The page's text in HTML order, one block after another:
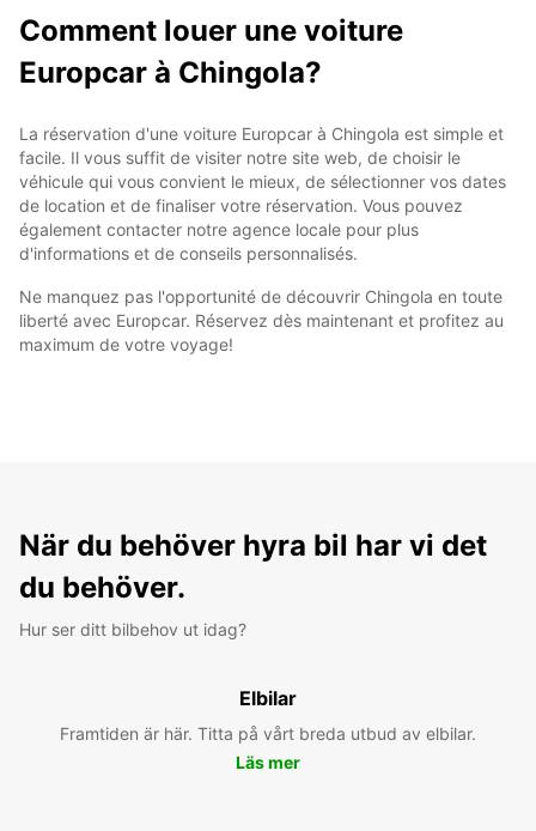
Comment louer une voiture
Europcar à Chingola?
La réservation d'une voiture Europcar à Chingola est simple et
facile. Il vous suffit de visiter notre site web, de choisir le
véhicule qui vous convient le mieux, de sélectionner vos dates
de location et de finaliser votre réservation. Vous pouvez
également contacter notre agence locale pour plus
d'informations et de conseils personnalisés.
Ne manquez pas l'opportunité de découvrir Chingola en toute
liberté avec Europcar. Réservez dès maintenant et profitez au
maximum de votre voyage!
När du behöver hyra bil har vi det
du behöver.
Hur ser ditt bilbehov ut idag?
Elbilar
Framtiden är här. Titta på vårt breda utbud av elbilar.
Läs mer